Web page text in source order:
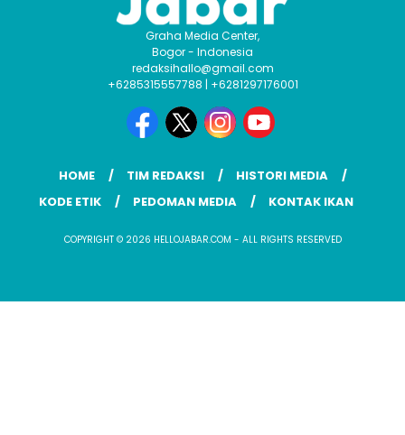
Graha Media Center,
Bogor - Indonesia
redaksihallo@gmail.com
+6285315557788 | +6281297176001
HOME TIM REDAKSI
HISTORI MEDIA
KODE ETIK
PEDOMAN MEDIA KONTAK IKAN
COPYRIGHT © 2026 HELLOJABAR.COM - ALL RIGHTS RESERVED